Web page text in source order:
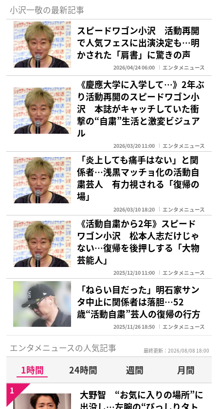
小沢一敬の最新記事
スピードワゴン小沢 活動再開
で人気フェスに出演決定も…明
かされた「肩書」に驚きの声
2026/04/24 06:00 エンタメニュース
《慶應大学に入学して…》2年ぶ
り活動再開のスピードワゴン小
沢 本誌がキャッチしていた衝
撃の“自粛”生活と激変ビジュア
ル
2026/03/20 11:00 エンタメニュース
「炎上しても痛手はない」と関
係者…浅黒マッチョ化の活動自
粛芸人 有力視される「復帰の
場」
2026/03/10 18:20 エンタメニュース
《活動自粛から2年》スピード
ワゴン小沢 松本人志だけじゃ
ない…復帰を後押しする「大物
芸能人」
2025/12/10 11:00 エンタメニュース
「ねらい目だった」明石家サン
タ中止に関係者は落胆…52
歳“活動自粛”芸人の復帰の行方
2025/11/26 18:50 エンタメニュース
エンタメニュースの人気記事 最終更新：2026/08/08 18:00
1時間 24時間 週間
月間
大野智 “お気に入りの場所”に
1